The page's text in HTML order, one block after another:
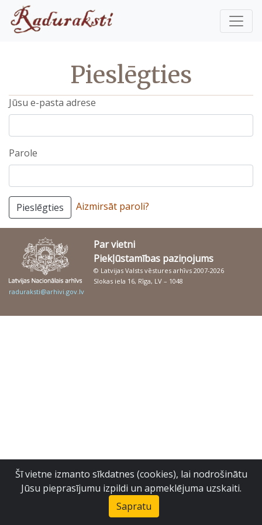
Pieslēgties
Jūsu e-pasta adrese
Parole
Pieslēgties Aizmirsāt paroli?
Par vietni
Piekļūstamības paziņojums
© Latvijas Valsts vēstures arhīvs 2007-2026
Slokas iela 16, Rīga, LV – 1048
raduraksti@arhivi.gov.lv
Šī vietne izmanto sīkdatnes (cookies), lai nodrošinātu
Jūsu pieprasījumu izpildi un apmeklējuma uzskaiti.
Sapratu